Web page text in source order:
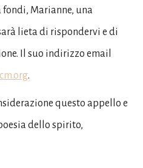
Marianne, una
lieta di rispondervi e di
Il suo indirizzo email
.
questo appello e
dello spirito,